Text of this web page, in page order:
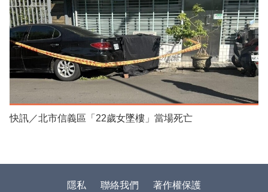
快訊／北市信義區「22歲女墜樓」當場死亡
隱私 聯絡我們 著作權保護